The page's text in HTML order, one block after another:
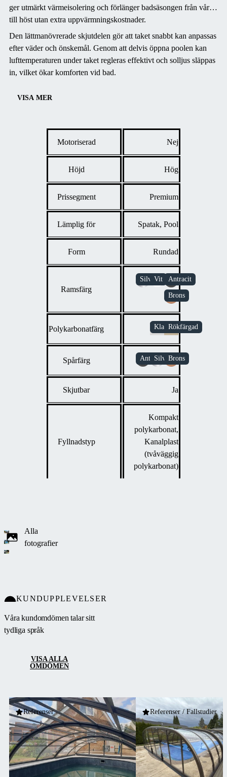
poolen, vilket
luftcirkulation
och
ljusinsläpp.
ger utmärkt värmeisolering och förlänger badsäsongen från vår
till höst utan extra uppvärmningskostnader.
Den lättmanövrerade skjutdelen gör att taket snabbt kan anpassas
efter väder och önskemål. Genom att delvis öppna poolen kan
lufttemperaturen under taket regleras effektivt och solljus släppas
in, vilket ökar komforten vid bad.
VISA MER
Motoriserad Nej
Höjd Hög
Prissegment Premium
Lämplig för Spatak, Pool
Form Rundad
Ramsfärg
Polykarbonatfärg
Spårfärg
Skjutbar Ja
Fyllnadstyp
Kompakt
polykarbonat,
Kanalplast
(tvåväggig
polykarbonat)
Alla
fotografier
KUNDUPPLEVELSER
Våra kundomdömen talar sitt
tydliga språk
VISA ALLA
OMDÖMEN
Referenser Referenser / Fallstudier